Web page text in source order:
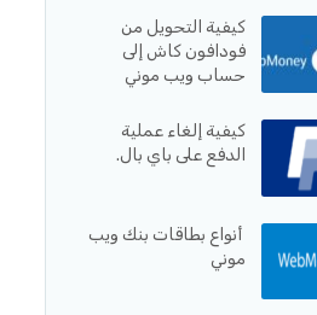
كيفية التحويل من
فودافون كاش إلى
حساب ويب موني
كيفية إلغاء عملية
الدفع على باي بال.
أنواع بطاقات بنك ويب
موني